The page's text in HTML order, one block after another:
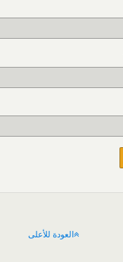
العودة للأعلى